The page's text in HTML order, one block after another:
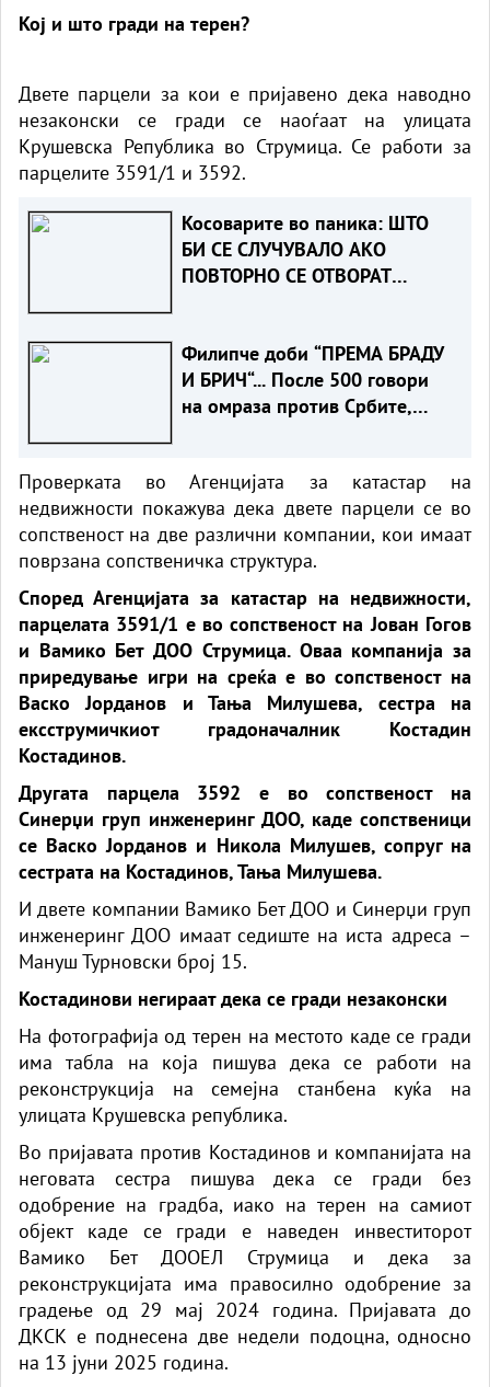
Кој и што гради на терен?
Двете парцели за кои е пријавено дека наводно
незаконски се гради се наоѓаат на улицата
Крушевска Република во Струмица. Се работи за
парцелите 3591/1 и 3592.
Косоварите во паника: ШТО
БИ СЕ СЛУЧУВАЛО АКО
ПОВТОРНО СЕ ОТВОРАТ
Филипче доби “ПРЕМА БРАДУ
И БРИЧ“... После 500 говори
на омраза против Србите,
Проверката во Агенцијата за катастар на
недвижности покажува дека двете парцели се во
сопственост на две различни компании, кои имаат
поврзана сопственичка структура.
Според Агенцијата за катастар на недвижности,
парцелата 3591/1 е во сопственост на Јован Гогов
и Вамико Бет ДОО Струмица. Оваа компанија за
приредување игри на среќа е во сопственост на
Васко Јорданов и Тања Милушева, сестра на
ексструмичкиот градоначалник Костадин
Костадинов.
Другата парцела 3592 е во сопственост на
Синерџи груп инженеринг ДОО, каде сопственици
се Васко Јорданов и Никола Милушев, сопруг на
сестрата на Костадинов, Тања Милушева.
И двете компании Вамико Бет ДОО и Синерџи груп
инженеринг ДОО имаат седиште на иста адреса –
Мануш Турновски број 15.
Костадинови негираат дека се гради незаконски
На фотографија од терен на местото каде се гради
има табла на која пишува дека се работи на
реконструкција на семејна станбена куќа на
улицата Крушевска република.
Во пријавата против Костадинов и компанијата на
неговата сестра пишува дека се гради без
одобрение на градба, иако на терен на самиот
објект каде се гради е наведен инвеститорот
Вамико Бет ДООЕЛ Струмица и дека за
реконструкцијата има правосилно одобрение за
градење од 29 мај 2024 година. Пријавата до
ДКСК е поднесена две недели подоцна, односно
на 13 јуни 2025 година.